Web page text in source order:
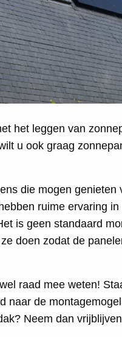
het leggen van
u ook graag
die mogen genieten
ruime ervaring
is geen standaard
doen zodat de
raad mee weten!
naar de
Neem dan